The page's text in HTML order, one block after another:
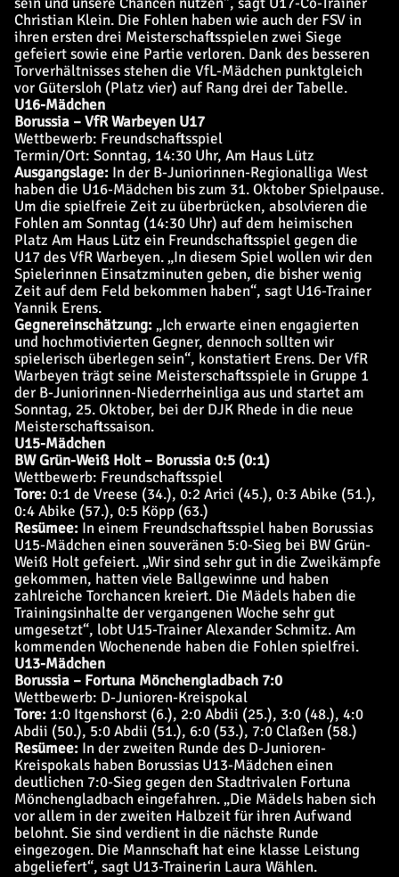
Christian Klein. Die Fohlen haben wie auch der FSV in
ihren ersten drei Meisterschaftsspielen zwei Siege
gefeiert sowie eine Partie verloren. Dank des besseren
Torverhältnisses stehen die VfL-Mädchen punktgleich
vor Gütersloh (Platz vier) auf Rang drei der Tabelle.
U16-Mädchen
Borussia – VfR Warbeyen U17
Wettbewerb: Freundschaftsspiel
Termin/Ort: Sonntag, 14:30 Uhr, Am Haus Lütz
Ausgangslage: In der B-Juniorinnen-Regionalliga West
haben die U16-Mädchen bis zum 31. Oktober Spielpause.
Um die spielfreie Zeit zu überbrücken, absolvieren die
Fohlen am Sonntag (14:30 Uhr) auf dem heimischen
Platz Am Haus Lütz ein Freundschaftsspiel gegen die
U17 des VfR Warbeyen. „In diesem Spiel wollen wir den
Spielerinnen Einsatzminuten geben, die bisher wenig
Zeit auf dem Feld bekommen haben“, sagt U16-Trainer
Yannik Erens.
Gegnereinschätzung:„Ich erwarte einen engagierten
und hochmotivierten Gegner, dennoch sollten wir
spielerisch überlegen sein“, konstatiert Erens. Der VfR
Warbeyen trägt seine Meisterschaftsspiele in Gruppe 1
der B-Juniorinnen-Niederrheinliga aus und startet am
Sonntag, 25. Oktober, bei der DJK Rhede in die neue
Meisterschaftssaison.
U15-Mädchen
BW Grün-Weiß Holt – Borussia 0:5 (0:1)
Wettbewerb: Freundschaftsspiel
Tore:0:1 de Vreese (34.), 0:2 Arici (45.), 0:3 Abike (51.),
0:4 Abike (57.), 0:5 Köpp (63.)
Resümee: In einem Freundschaftsspiel haben Borussias
U15-Mädchen einen souveränen 5:0-Sieg bei BW Grün-
Weiß Holt gefeiert. „Wir sind sehr gut in die Zweikämpfe
gekommen, hatten viele Ballgewinne und haben
zahlreiche Torchancen kreiert. Die Mädels haben die
Trainingsinhalte der vergangenen Woche sehr gut
umgesetzt“, lobt U15-Trainer Alexander Schmitz. Am
kommenden Wochenende haben die Fohlen spielfrei.
U13-Mädchen
Borussia – Fortuna Mönchengladbach 7:0
Wettbewerb: D-Junioren-Kreispokal
Tore: 1:0 Itgenshorst (6.), 2:0 Abdii (25.), 3:0 (48.), 4:0
Abdii (50.), 5:0 Abdii (51.), 6:0 (53.), 7:0 Claßen (58.)
Resümee: In der zweiten Runde des D-Junioren-
Kreispokals haben Borussias U13-Mädchen einen
deutlichen 7:0-Sieg gegen den Stadtrivalen Fortuna
Mönchengladbach eingefahren. „Die Mädels haben sich
vor allem in der zweiten Halbzeit für ihren Aufwand
belohnt. Sie sind verdient in die nächste Runde
eingezogen. Die Mannschaft hat eine klasse Leistung
abgeliefert“, sagt U13-Trainerin Laura Wählen.